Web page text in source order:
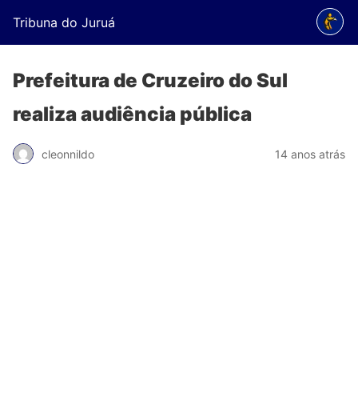
Tribuna do Juruá
Prefeitura de Cruzeiro do Sul
realiza audiência pública
cleonnildo 14 anos atrás